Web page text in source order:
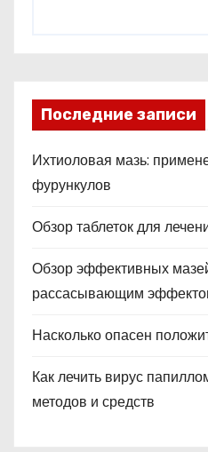
Последние записи
Ихтиоловая мазь:
фурункулов
Обзор таблеток для
Обзор эффективных
рассасывающим
Насколько опасен
Как лечить вирус
методов и средств